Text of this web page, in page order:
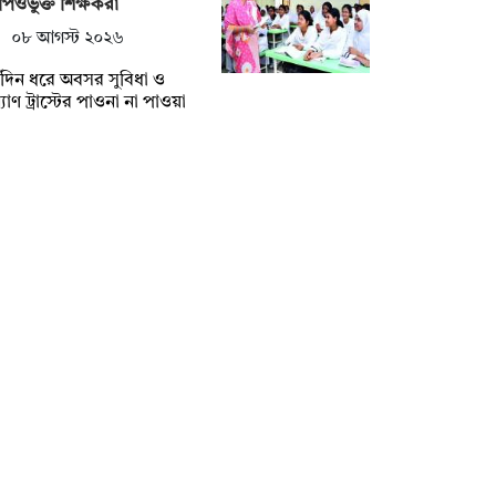
শিক্ষকরা
০৮ আগস্ট ২০২৬
ধরে অবসর সুবিধা ও
ট্রাস্টের পাওনা না পাওয়া